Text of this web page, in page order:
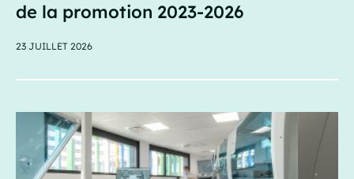
de la promotion 2023-2026
23 JUILLET 2026